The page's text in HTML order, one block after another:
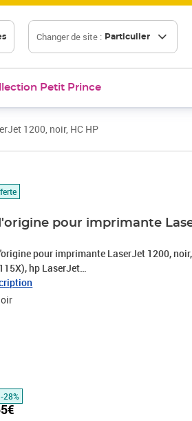
Changer de site : Particulier
Petit Prince
1200, noir, HC HP
pour imprimante
pour imprimante LaserJet 1200,
hp LaserJet
1000/1000W/1005W/1200SE/1220SE/
3320N/3320NMFP/3320MFP/3330/
€
-28%